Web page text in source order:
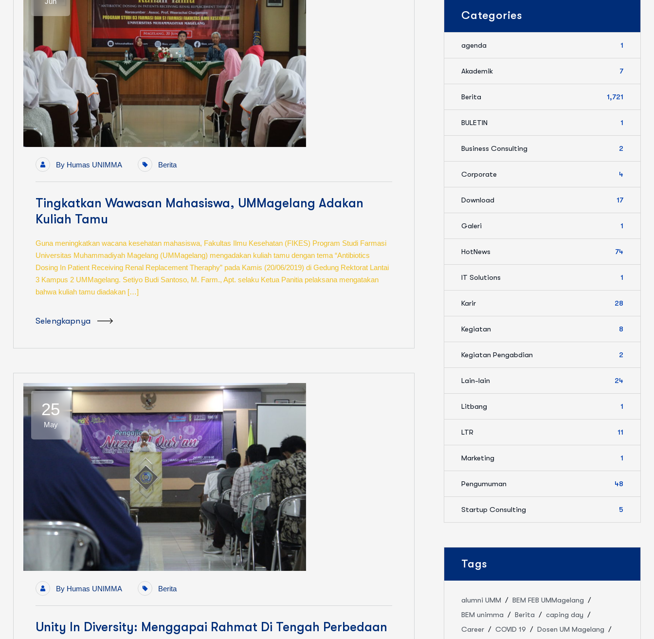
By Humas UNIMMA Berita
Tingkatkan Wawasan Mahasiswa, UMMagelang Adakan
Kuliah Tamu
Guna meningkatkan wacana kesehatan mahasiswa, Fakultas Ilmu Kesehatan (FIKES) Program Studi Farmasi
Universitas Muhammadiyah Magelang (UMMagelang) mengadakan kuliah tamu dengan tema “Antibiotics
Dosing In Patient Receiving Renal Replacement Theraphy” pada Kamis (20/06/2019) di Gedung Rektorat Lantai
3 Kampus 2 UMMagelang. Setiyo Budi Santoso, M. Farm., Apt. selaku Ketua Panitia pelaksana mengatakan
bahwa kuliah tamu diadakan […]
Selengkapnya
25
May
By Humas UNIMMA Berita
Unity In Diversity: Menggapai Rahmat Di Tengah Perbedaan
Categories
agenda 1
Akademik 7
Berita 1,721
BULETIN 1
Business Consulting 2
Corporate 4
Download 17
Galeri 1
HotNews 74
IT Solutions 1
Karir 28
Kegiatan 8
Kegiatan Pengabdian 2
Lain-lain 24
Litbang 1
LTR 11
Marketing 1
Pengumuman 48
Startup Consulting 5
Tags
alumni UMM
BEM FEB UMMagelang
BEM unimma
Berita
caping day
Career
COVID 19
Dosen UM Magelang